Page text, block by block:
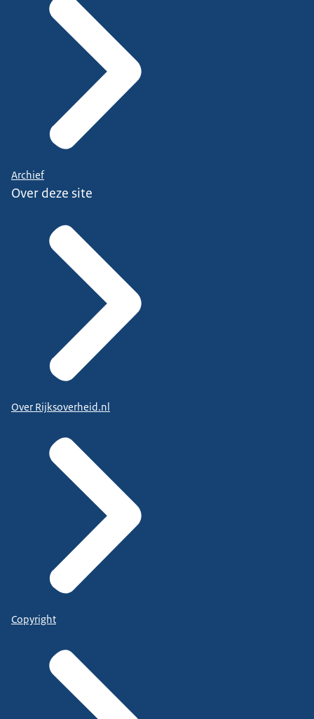
Archief
Over deze site
Over Rijksoverheid.nl
Copyright